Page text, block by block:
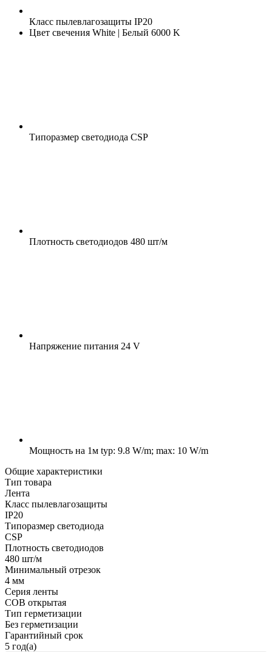
Класс пылевлагозащиты IP20
Цвет свечения White | Белый 6000 K
Типоразмер светодиода CSP
Плотность светодиодов 480 шт/м
Напряжение питания 24 V
Мощность на 1м typ: 9.8 W/m; max: 10 W/m
Общие характеристики
Тип товара
Лента
Класс пылевлагозащиты
IP20
Типоразмер светодиода
CSP
Плотность светодиодов
480 шт/м
Минимальный отрезок
4 мм
Серия ленты
COB открытая
Тип герметизации
Без герметизации
Гарантийный срок
5 год(а)